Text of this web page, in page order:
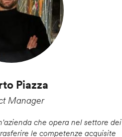
Piazza
Manager
che opera nel settore dei
le competenze acquisite